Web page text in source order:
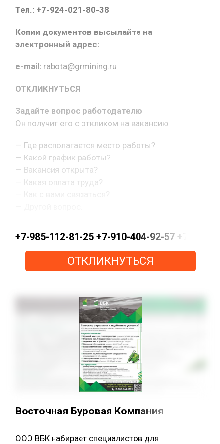
Тел.: +7-924-021-80-38
Копии документов высылайте на
электронный адрес:
e-mail: rabota@grmining.ru
ОТКЛИКНУТЬСЯ
Задайте вопрос работодателю
Он получит его с откликом на вакансию
— Где располагается место работы?
— Какой график работы?
— Вакансия открыта?
— Какая оплата труда?
+7-985-112-81-25 +7-910-404-92-57 +7-915-
ОТКЛИКНУТЬСЯ
Восточная Буровая Компания
ООО ВБК набирает специалистов для